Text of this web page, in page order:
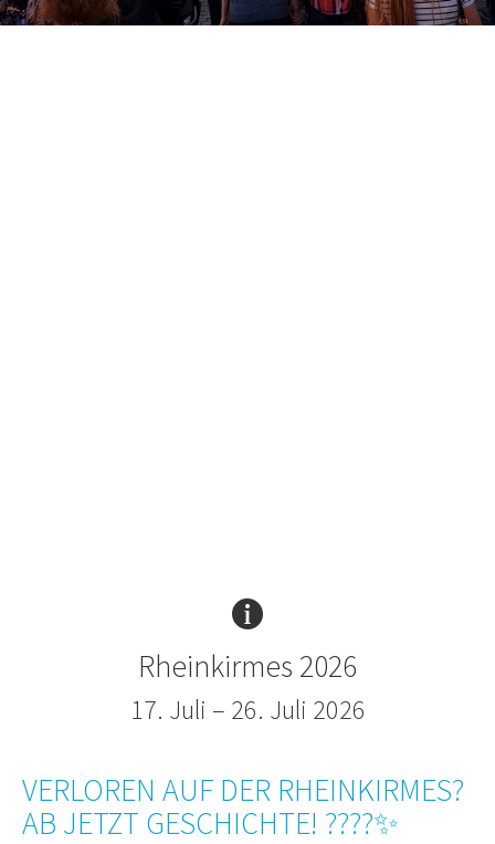
Rheinkirmes 2026
17. Juli – 26. Juli 2026
VERLOREN AUF DER RHEINKIRMES?
AB JETZT GESCHICHTE! ????✨